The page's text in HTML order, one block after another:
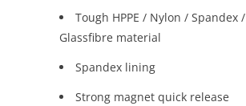
Tough HPPE / Nylon / Spandex /
Glassfibre material
Spandex lining
Strong magnet quick release